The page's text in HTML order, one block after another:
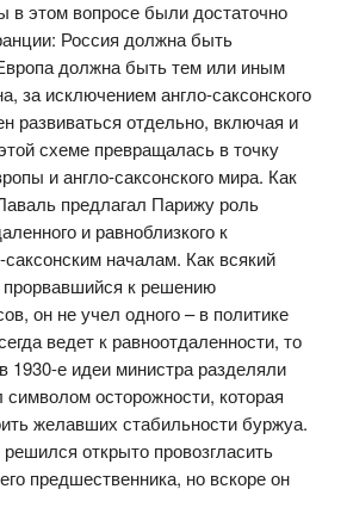
в этом вопросе были достаточно
Россия должна быть
должна быть тем или иным
за исключением англо-саксонского
развиваться отдельно, включая и
схеме превращалась в точку
и англо-саксонского мира. Как
предлагал Парижу роль
и равноблизкого к
началам. Как всякий
прорвавшийся к решению
он не учел одного – в политике
ведет к равноотдаленности, то
1930-е идеи министра разделяли
осторожности, которая
желавших стабильности буржуа.
открыто провозгласить
предшественника, но вскоре он